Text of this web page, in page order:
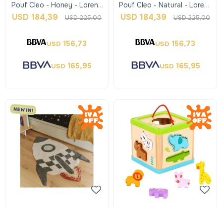
Pouf Cleo - Honey - Lorena
Canals
USD 184,39 USD225,00
USD 156,73
USD 165,95
Pouf Cleo - Natural - Lorena
Canals
USD 184,39 USD225,00
USD 156,73
USD 165,95